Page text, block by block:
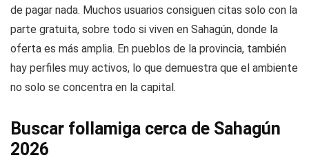
de pagar nada. Muchos usuarios consiguen citas solo con la
parte gratuita, sobre todo si viven en Sahagún, donde la
oferta es más amplia. En pueblos de la provincia, también
hay perfiles muy activos, lo que demuestra que el ambiente
no solo se concentra en la capital.
Buscar follamiga cerca de Sahagún
2026